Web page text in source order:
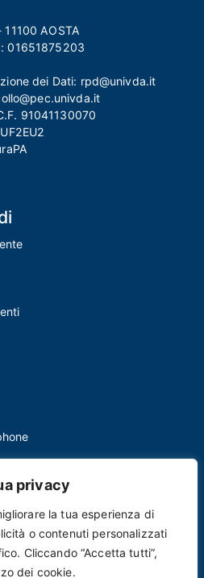
privacy
la tua esperienza di
o contenuti personalizzati
Cliccando “Accetta tutti”,
dei cookie.
AOSTA
01651875203
dei Dati: rpd@univda.it
91041130070